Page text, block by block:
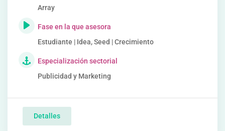
Array
Fase en la que asesora
Estudiante | Idea, Seed | Crecimiento
Especialización sectorial
Publicidad y Marketing
Detalles